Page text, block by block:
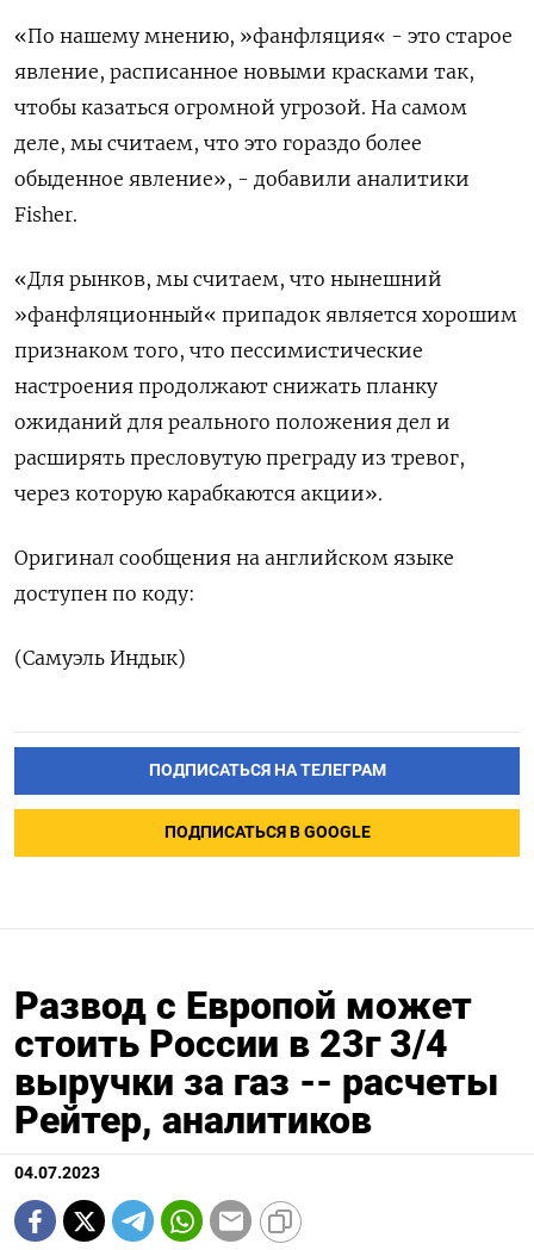
«По нашему мнению, »фанфляция« - это старое
явление, расписанное новыми красками так,
чтобы казаться огромной угрозой. На самом
деле, мы считаем, что это гораздо более
обыденное явление», - добавили аналитики
Fisher.
«Для рынков, мы считаем, что нынешний
»фанфляционный« припадок является хорошим
признаком того, что пессимистические
настроения продолжают снижать планку
ожиданий для реального положения дел и
расширять пресловутую преграду из тревог,
через которую карабкаются акции».
Оригинал сообщения на английском языке
доступен по коду:
(Самуэль Индык)
ПОДПИСАТЬСЯ НА ТЕЛЕГРАМ
ПОДПИСАТЬСЯ В GOOGLE
Развод с Европой может
стоить России в 23г 3/4
выручки за газ -- расчеты
Рейтер, аналитиков
04.07.2023